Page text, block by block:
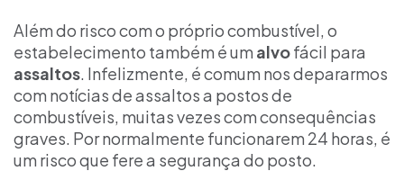
Além do risco com o próprio combustível, o
estabelecimento também é um alvofácil para
assaltos. Infelizmente, é comum nos depararmos
com notícias de assaltos a postos de
combustíveis, muitas vezes com consequências
graves. Por normalmente funcionarem 24 horas, é
um risco que fere a segurança do posto.